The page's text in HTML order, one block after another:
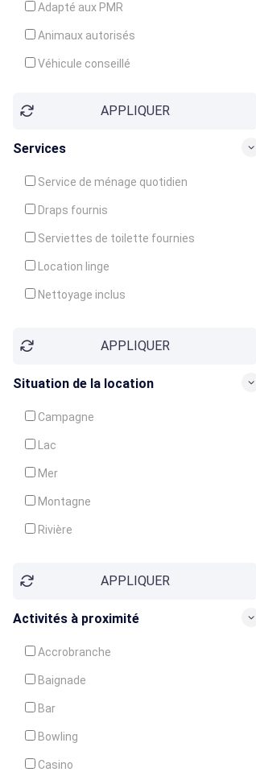
Adapté aux PMR
Animaux autorisés
Véhicule conseillé
APPLIQUER
Services
Service de ménage quotidien
Draps fournis
Serviettes de toilette fournies
Location linge
Nettoyage inclus
Garde d'enfants
Crèche
APPLIQUER
Situation de la location
Campagne
Lac
Mer
Montagne
Rivière
APPLIQUER
Activités à proximité
Accrobranche
Baignade
Bar
Bowling
Casino